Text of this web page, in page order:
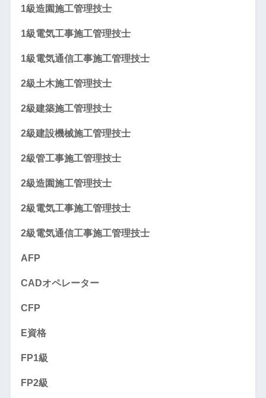
1級造園施工管理技士
1級電気工事施工管理技士
1級電気通信工事施工管理技士
2級土木施工管理技士
2級建築施工管理技士
2級建設機械施工管理技士
2級管工事施工管理技士
2級造園施工管理技士
2級電気工事施工管理技士
2級電気通信工事施工管理技士
AFP
CADオペレーター
CFP
E資格
FP1級
FP2級